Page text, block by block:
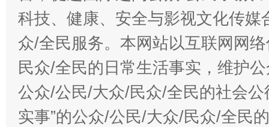
科技、健康、安全与影视文化传
众/全民服务。本网站以互联网网
民众/全民的日常生活事实，维护
公众/公民/大众/民众/全民的社会公
实事”的公众/公民/大众/民众/全民